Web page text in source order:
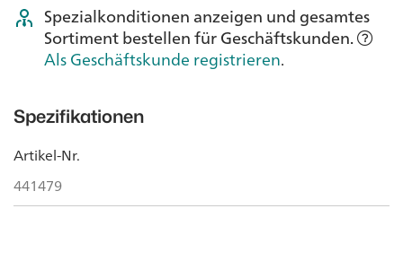
Spezialkonditionen anzeigen und gesamtes
Sortiment bestellen für Geschäftskunden.
Als Geschäftskunde registrieren.
Spezifikationen
Artikel-Nr.
441479